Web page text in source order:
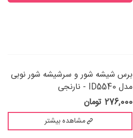
برس شيشه شور و سرشيشه شور نوبی
مدل ID5540 - نارنجی
276,000 تومان
مشاهده بیشتر